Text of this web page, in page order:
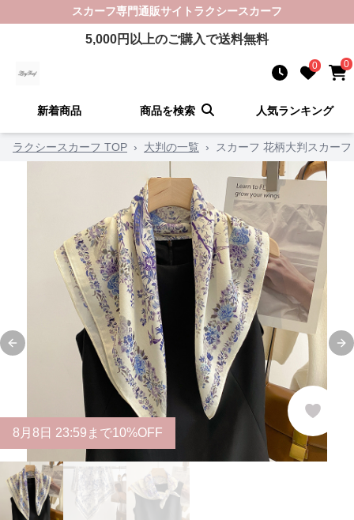
スカーフ専門通販サイト ラクシースカーフ
5,000円以上のご購入で送料無料
0 0
新着商品 商品を検索 人気ランキング
ラクシースカーフ TOP › 大判の一覧 › スカーフ 花柄大判スカー
Previous slide
8 月 8 日 23:59まで10%OFF